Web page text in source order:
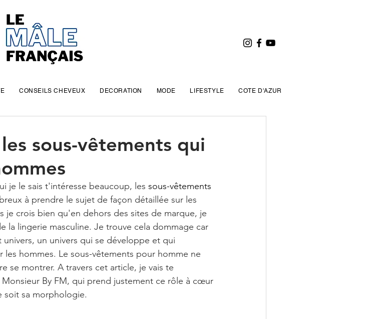
sous-vêtements qui
je le sais t'intéresse beaucoup, les sous-vêtements
à prendre le sujet de façon détaillée sur les
je crois bien qu'en dehors des sites de marque, je
la lingerie masculine. Je trouve cela dommage car
un univers qui se développe et qui
hommes. Le sous-vêtements pour homme ne
se montrer. A travers cet article, je vais te
By FM, qui prend justement ce rôle à cœur
soit sa morphologie.
CONSEILS CHEVEUX DECORATION MODE LIFESTYLE COTE D'AZUR